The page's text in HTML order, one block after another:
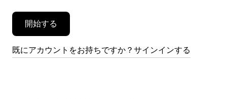
開始する
既にアカウントをお持ちですか？サインインする